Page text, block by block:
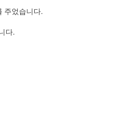
주었습니다.
다.